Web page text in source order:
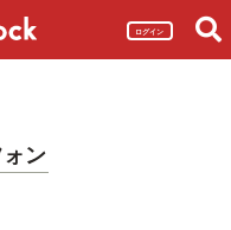
ログイン
ン